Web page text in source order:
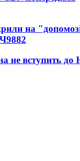
на
9882
не вступить